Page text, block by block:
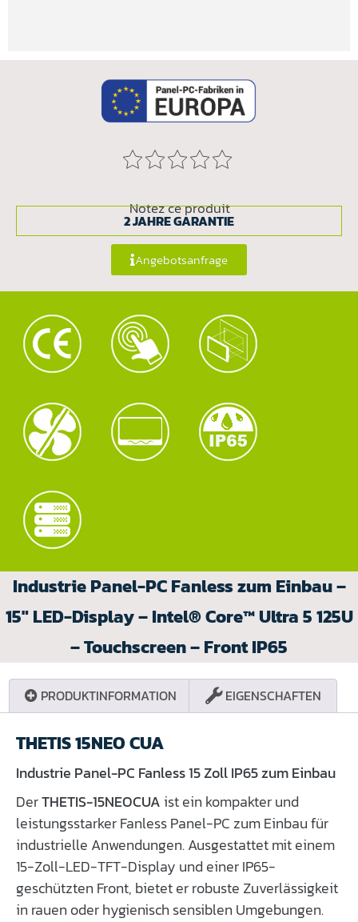
Notez ce produit
2 JAHRE GARANTIE
Angebotsanfrage
Industrie Panel-PC Fanless zum Einbau –
15" LED-Display – Intel® Core™ Ultra 5 125U
– Touchscreen – Front IP65
PRODUKTINFORMATION EIGENSCHAFTEN
THETIS 15NEO CUA
Industrie Panel-PC Fanless 15 Zoll IP65 zum Einbau
DerTHETIS-15NEOCUA ist ein kompakter und
leistungsstarker Fanless Panel-PC zum Einbau für
industrielle Anwendungen. Ausgestattet mit einem
15-Zoll-LED-TFT-Display und einer IP65-
geschützten Front, bietet er robuste Zuverlässigkeit
in rauen oder hygienisch sensiblen Umgebungen.